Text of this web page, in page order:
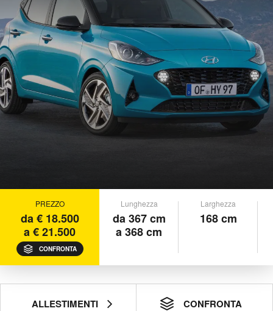
PREZZO
da € 18.500
a € 21.500
CONFRONTA
Lunghezza
da 367 cm
a 368 cm
Larghezza
168 cm
ALLESTIMENTI CONFRONTA